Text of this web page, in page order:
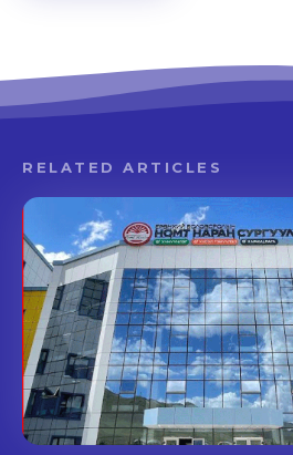
RELATED ARTICLES